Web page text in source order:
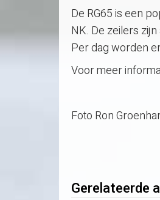
De RG65 is een
NK. De zeilers
Per dag worden
Voor meer
Foto Ron
Gerelateerde